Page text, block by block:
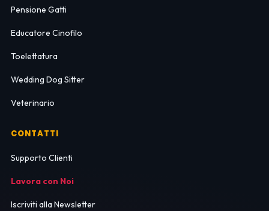
Pensione Gatti
Educatore Cinofilo
Toelettatura
Wedding Dog Sitter
Veterinario
CONTATTI
Supporto Clienti
Lavora con Noi
Iscriviti alla Newsletter